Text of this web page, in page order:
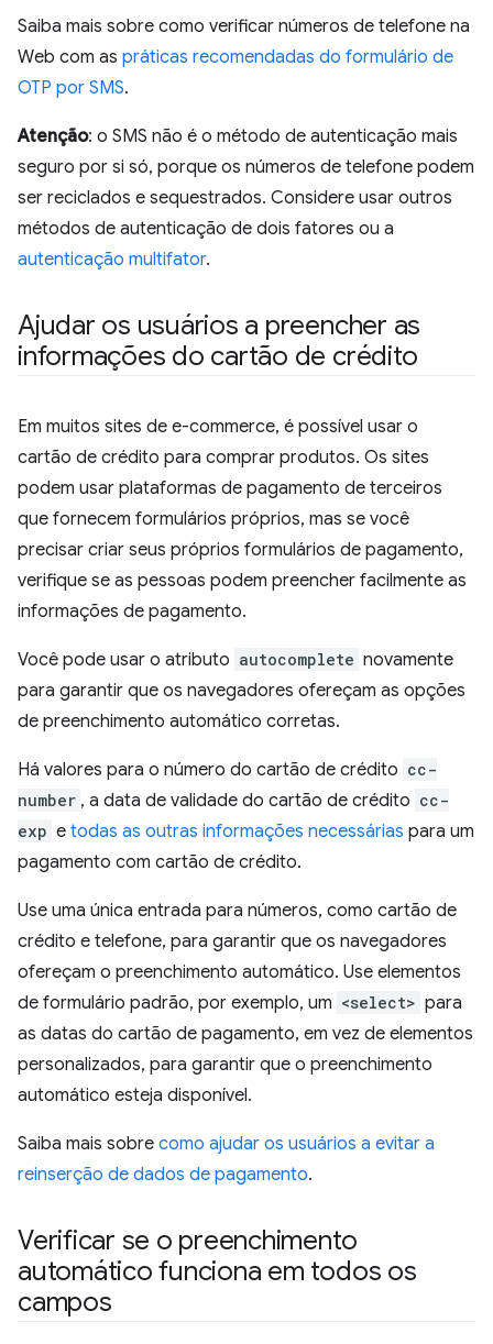
Saiba mais sobre como verificar números de telefone na
Web com as práticas recomendadas do formulário de
OTP por SMS.
Atenção: o SMS não é o método de autenticação mais
seguro por si só, porque os números de telefone podem
ser reciclados e sequestrados. Considere usar outros
métodos de autenticação de dois fatores ou a
autenticação multifator.
Ajudar os usuários a preencher as
informações do cartão de crédito
Em muitos sites de e-commerce, é possível usar o
cartão de crédito para comprar produtos. Os sites
podem usar plataformas de pagamento de terceiros
que fornecem formulários próprios, mas se você
precisar criar seus próprios formulários de pagamento,
verifique se as pessoas podem preencher facilmente as
informações de pagamento.
Você pode usar o atributo autocomplete novamente
para garantir que os navegadores ofereçam as opções
de preenchimento automático corretas.
Há valores para o número do cartão de crédito cc-
number , a data de validade do cartão de crédito cc-
exp e todas as outras informações necessárias para um
pagamento com cartão de crédito.
Use uma única entrada para números, como cartão de
crédito e telefone, para garantir que os navegadores
ofereçam o preenchimento automático. Use elementos
de formulário padrão, por exemplo, um <select> para
as datas do cartão de pagamento, em vez de elementos
personalizados, para garantir que o preenchimento
automático esteja disponível.
Saiba mais sobre como ajudar os usuários a evitar a
reinserção de dados de pagamento.
Verificar se o preenchimento
automático funciona em todos os
campos